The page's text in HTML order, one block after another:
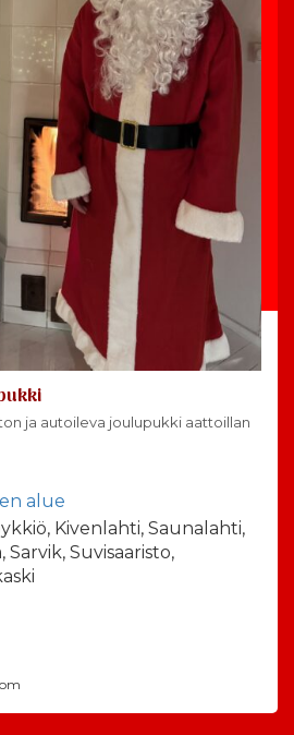
ja autoileva joulupukki aattoillan
alue
Kivenlahti, Saunalahti,
Suvisaaristo,